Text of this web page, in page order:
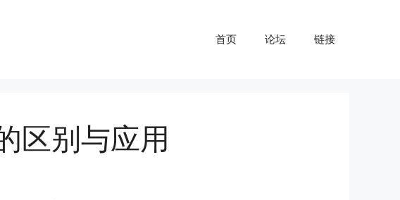
首页 论坛 链接
区别与应用